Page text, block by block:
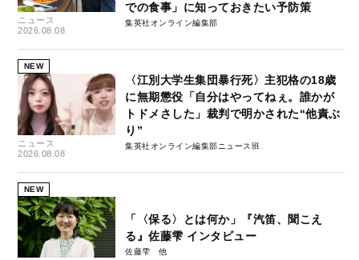
ニュース
2026.08.08
での食事」に知っておきたい予防策
集英社オンライン編集部
NEW
ニュース
2026.08.08
〈江別大学生集団暴行死〉主犯格の18歳
に無期懲役「自分はやってねぇ。誰かが
トドメさした」裁判で明かされた“他責ぶ
り”
集英社オンライン編集部ニュース班
NEW
「〈保る〉とは何か」『汽笛、聞こえ
る』佐藤雫 インタビュー
佐藤雫